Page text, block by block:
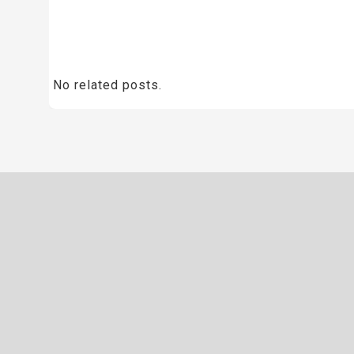
No related posts.